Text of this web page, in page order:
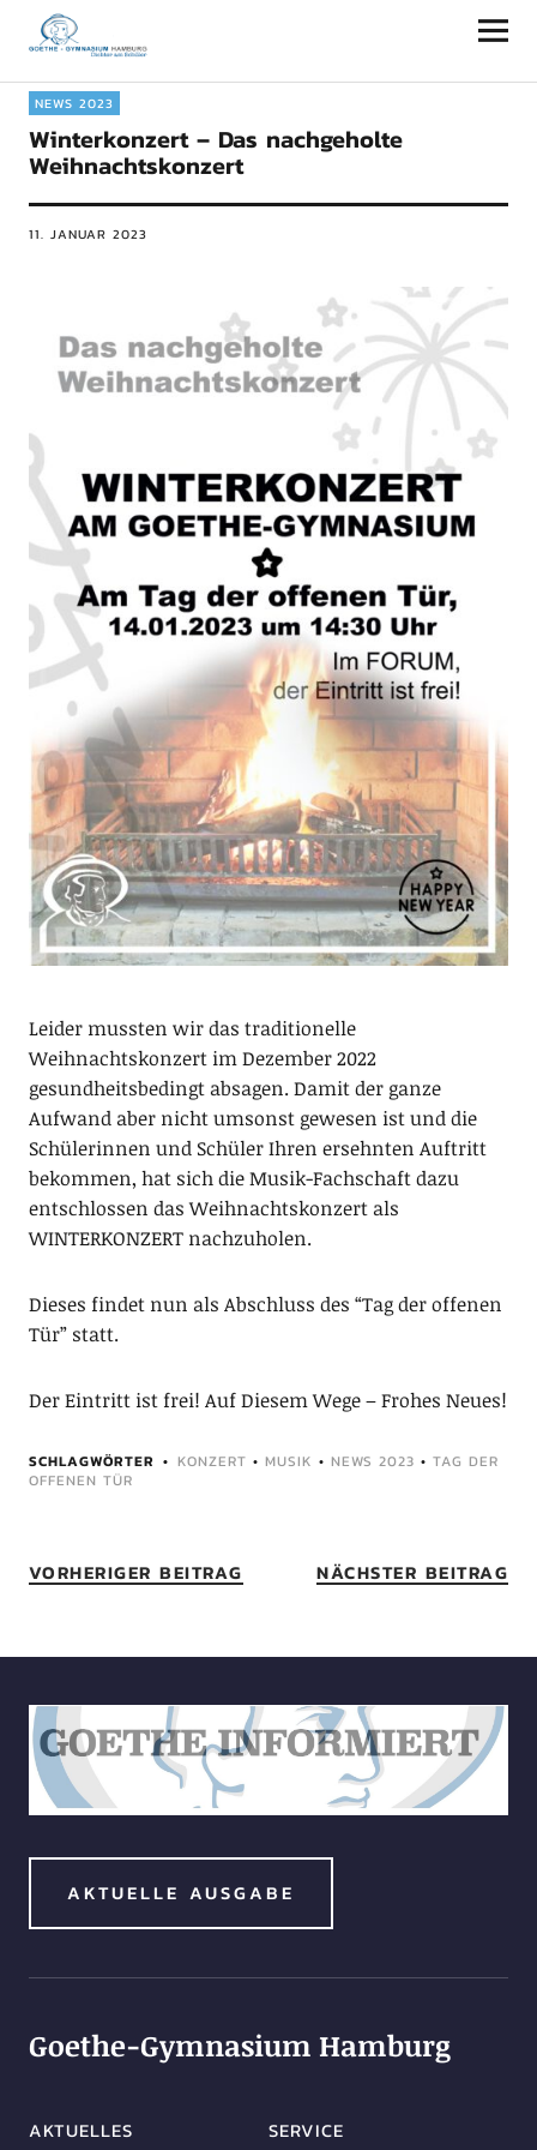
Goethe-Gymnasium Hamburg
NEWS 2023
Winterkonzert – Das nachgeholte
Weihnachtskonzert
11. JANUAR 2023
Leider mussten wir das traditionelle
Weihnachtskonzert im Dezember 2022
gesundheitsbedingt absagen. Damit der ganze
Aufwand aber nicht umsonst gewesen ist und die
Schülerinnen und Schüler Ihren ersehnten Auftritt
bekommen, hat sich die Musik-Fachschaft dazu
entschlossen das Weihnachtskonzert als
WINTERKONZERT nachzuholen.
Dieses findet nun als Abschluss des “Tag der offenen
Tür” statt.
Der Eintritt ist frei! Auf Diesem Wege – Frohes Neues!
SCHLAGWÖRTER KONZERT • MUSIK • NEWS 2023 • TAG DER
OFFENEN TÜR
VORHERIGER BEITRAG NÄCHSTER BEITRAG
AKTUELLE AUSGABE
Goethe-Gymnasium Hamburg
AKTUELLES SERVICE